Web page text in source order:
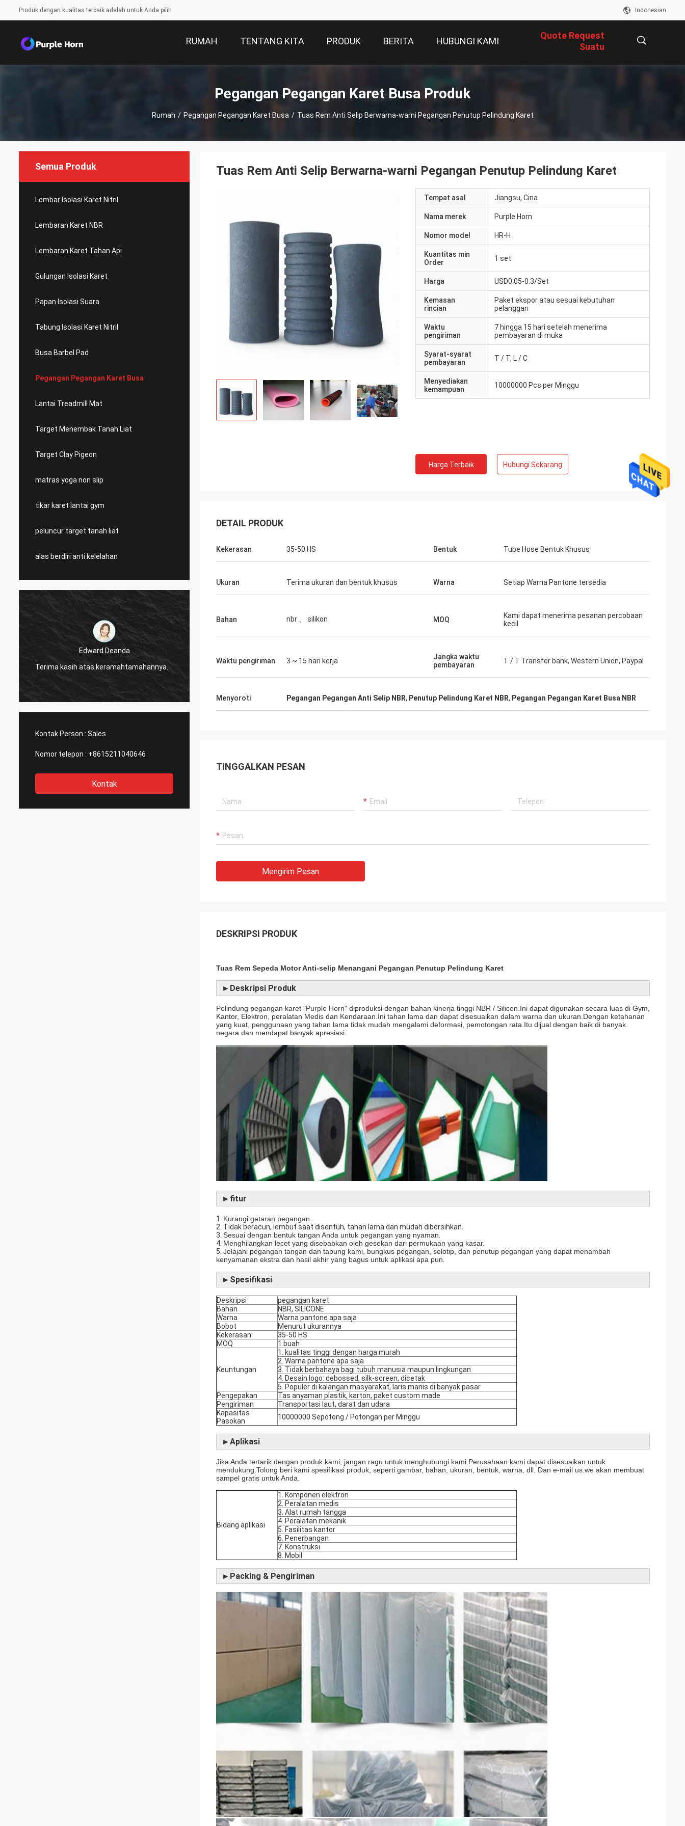
Produk dengan kualitas terbaik adalah untuk Anda pilih Indonesian
RUMAH TENTANG KITA PRODUK BERITA HUBUNGI KAMI
Quote Request
Suatu
Pegangan Pegangan Karet Busa Produk
Rumah / Pegangan Pegangan Karet Busa / Tuas Rem Anti Selip Berwarna-warni Pegangan Penutup Pelindung Karet
Semua Produk
Lembar Isolasi Karet Nitril
Lembaran Karet NBR
Lembaran Karet Tahan Api
Gulungan Isolasi Karet
Papan Isolasi Suara
Tabung Isolasi Karet Nitril
Busa Barbel Pad
Pegangan Pegangan Karet Busa
Lantai Treadmill Mat
Target Menembak Tanah Liat
Target Clay Pigeon
matras yoga non slip
tikar karet lantai gym
peluncur target tanah liat
alas berdiri anti kelelahan
Edward Deanda
kasih atas keramahtamahannya.
Terima kasih atas keramahtamahannya.
Kontak Person : Sales
Nomor telepon : +8615211040646
Kontak
Tuas Rem Anti Selip Berwarna-warni Pegangan Penutup Pelindung Karet
Tempat asal Jiangsu, Cina
Nama merek Purple Horn
Nomor model HR-H
Kuantitas min
Order
1 set
Harga USD0.05-0.3/Set
Kemasan
rincian
Paket ekspor atau sesuai kebutuhan
pelanggan
Waktu
pengiriman
7 hingga 15 hari setelah menerima
pembayaran di muka
Syarat-syarat
pembayaran
T / T, L / C
Menyediakan
kemampuan
10000000 Pcs per Minggu
Harga Terbaik Hubungi Sekarang
DETAIL PRODUK
Kekerasan 35-50 HS Bentuk Tube Hose Bentuk Khusus
Ukuran Terima ukuran dan bentuk khusus Warna Setiap Warna Pantone tersedia
Bahan nbr 、 silikon MOQ
Kami dapat menerima pesanan percobaan
kecil
Waktu pengiriman 3 ~ 15 hari kerja
Jangka waktu
pembayaran
T / T Transfer bank, Western Union, Paypal
Menyoroti Pegangan Pegangan Anti Selip NBR, Penutup Pelindung Karet NBR, Pegangan Pegangan Karet Busa NBR
TINGGALKAN PESAN
Mengirim Pesan
DESKRIPSI PRODUK
Tuas Rem Sepeda Motor Anti-selip Menangani Pegangan Penutup Pelindung Karet
►Deskripsi Produk
Pelindung pegangan karet "Purple Horn" diproduksi dengan bahan kinerja tinggi NBR / Silicon.Ini dapat digunakan secara luas di Gym,
Kantor, Elektron, peralatan Medis dan Kendaraan.Ini tahan lama dan dapat disesuaikan dalam warna dan ukuran.Dengan ketahanan
yang kuat, penggunaan yang tahan lama tidak mudah mengalami deformasi, pemotongan rata.Itu dijual dengan baik di banyak
negara dan mendapat banyak apresiasi.
► fitur
1. Kurangi getaran pegangan.
2. Tidak beracun, lembut saat disentuh, tahan lama dan mudah dibersihkan.
3. Sesuai dengan bentuk tangan Anda untuk pegangan yang nyaman
4. Menghilangkan lecet yang disebabkan oleh gesekan dari permukaan yang kasar.
5. Jelajahi pegangan tangan dan tabung kami, bungkus pegangan, selotip, dan penutup pegangan yang dapat menambah
kenyamanan ekstra dan hasil akhir yang bagus untuk aplikasi apa pun
►Spesifikasi
Deskripsi
pegangan karet
Bahan
NBR, SILICONE
Warna
Warna pantone apa saja
Bobot
Menurut ukurannya
Kekerasan:
35-50 HS
MOQ
1 buah
Keuntungan
1. kualitas tinggi dengan harga murah
2. Warna pantone apa saja
3. Tidak berbahaya bagi tubuh manusia maupun lingkungan
4. Desain logo: debossed, silk-screen, dicetak
5. Populer di kalangan masyarakat, laris manis di banyak pasar
Pengepakan
Tas anyaman plastik, karton, paket custom made
Pengiriman
Transportasi laut, darat dan udara
Kapasitas
Pasokan
10000000 Sepotong / Potongan per Minggu
►Aplikasi
Jika Anda tertarik dengan produk kami, jangan ragu untuk menghubungi kami.Perusahaan kami dapat disesuaikan untuk
mendukung.Tolong beri kami spesifikasi produk, seperti gambar, bahan, ukuran, bentuk, warna, dll. Dan e-mail us.we akan membuat
sampel gratis untuk Anda.
Bidang aplikasi
1. Komponen elektron
2. Peralatan medis
3. Alat rumah tangga
4. Peralatan mekanik
5. Fasilitas kantor
6. Penerbangan
7. Konstruksi
8. Mobil
►Packing & Pengiriman